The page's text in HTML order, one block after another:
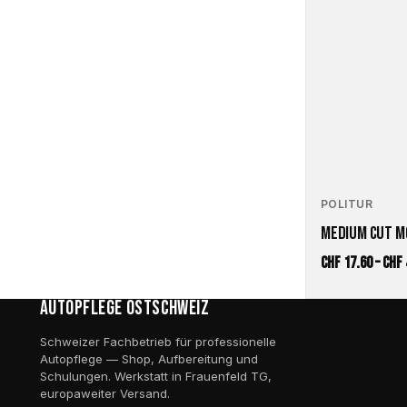
POLITUR
MEDIUM CUT
CHF 17.60–CHF
Autopflege Ostschweiz
Schweizer Fachbetrieb für professionelle
Autopflege — Shop, Aufbereitung und
Schulungen. Werkstatt in Frauenfeld TG,
europaweiter Versand.